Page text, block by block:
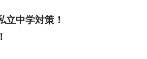
立中学対策！